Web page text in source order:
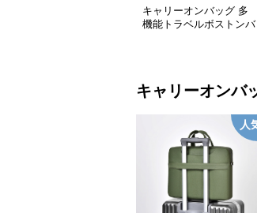
キャリーオンバッグ 多
機能トラベルボストンバ
キャリーオンバ
人